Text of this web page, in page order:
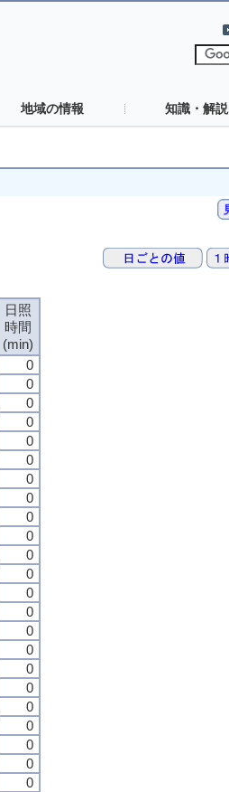
地域の情報 知識・解説
日照
時間
(min)
0
0
0
0
0
0
0
0
0
0
0
0
0
0
0
0
0
0
0
0
0
0
0